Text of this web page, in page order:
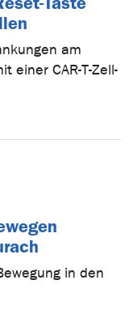
am
einer CAR-T-Zell-
in den